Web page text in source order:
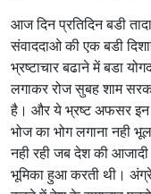
आज दिन प्रतिदिन बडी
संवाददाओ की एक बडी
भ्रष्टाचार बढाने में बडा
लगाकर रोज सुबह शाम
है। और ये भ्रष्ट अफसर इन
भोज का भोग लगाना नही
नही रही जब देश की
भूमिका हुआ करती थी।